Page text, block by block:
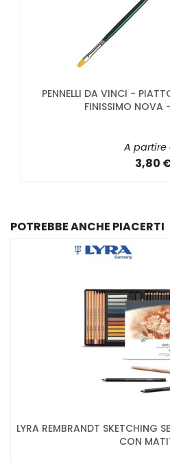
PENNELLI DA VINCI -
FINISSIMO NOVA
A partire
3,80
POTREBBE ANCHE PIACERTI
LYRA REMBRANDT SKETCHING
CON